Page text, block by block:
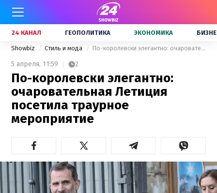
24 КАНАЛ ГЕОПОЛИТИКА ЭКОНОМИКА
Showbiz Стиль и мода По-королевски элегантно: очаровательная Летиция посетила траурное мероприятие
5 апреля, 11:59 2
По-королевски элегантно:
очаровательная Летиция
посетила траурное
мероприятие